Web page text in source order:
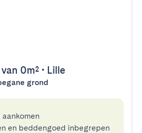
van 0m² • Lille
grond
en beddengoed inbegrepen